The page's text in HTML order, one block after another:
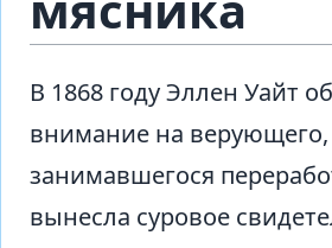
В 1868 году Эллен Уайт
внимание на верующего,
занимавшегося
вынесла суровое